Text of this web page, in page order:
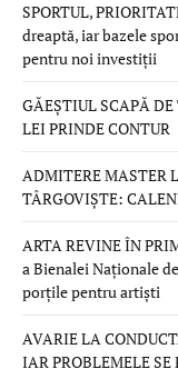
SPORTUL,
dreaptă, iar bazele
pentru noi investiții
GĂEȘTIUL SCAPĂ
LEI PRINDE CONTUR
ADMITERE MASTER
TÂRGOVIȘTE:
ARTA REVINE ÎN
a Bienalei Naționale
porțile pentru artiști
AVARIE LA
IAR PROBLEMELE